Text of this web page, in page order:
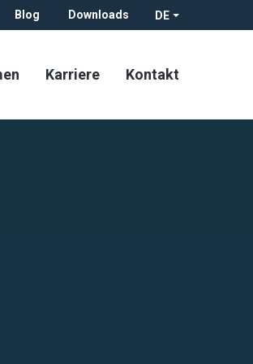
Blog Downloads DE
Karriere Kontakt